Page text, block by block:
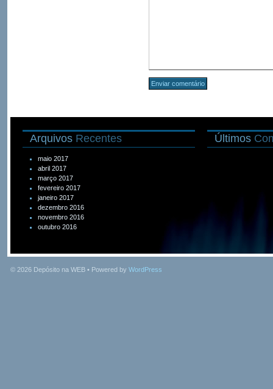
Arquivos Recentes
maio 2017
abril 2017
março 2017
fevereiro 2017
janeiro 2017
dezembro 2016
novembro 2016
outubro 2016
Últimos
© 2026 Depósito na WEB • Powered by WordPress